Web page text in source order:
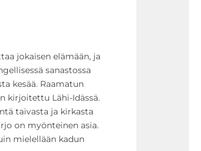
jokaisen elämään, ja
sanastossa
kesää. Raamatun
kirjoitettu Lähi-Idässä.
taivasta ja kirkasta
on myönteinen asia.
mielellään kadun